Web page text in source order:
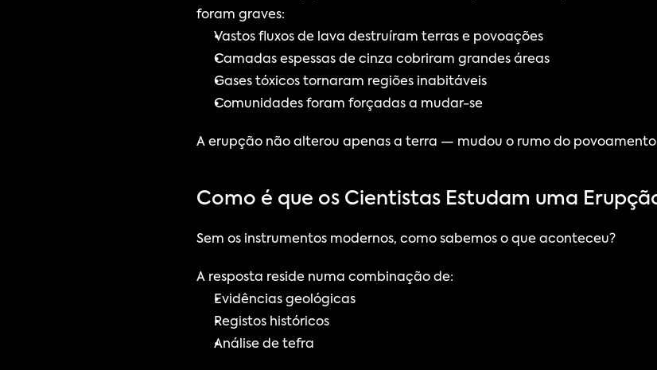
foram graves:
Vastos fluxos de lava destruíram terras e povoações
Camadas espessas de cinza cobriram grandes áreas
Gases tóxicos tornaram regiões inabitáveis
Comunidades foram forçadas a mudar-se
A erupção não alterou apenas a terra — mudou o rumo do
Como é que os Cientistas Estudam uma
Sem os instrumentos modernos, como sabemos o que aconteceu?
A resposta reside numa combinação de:
Evidências geológicas
Registos históricos
Análise de tefra